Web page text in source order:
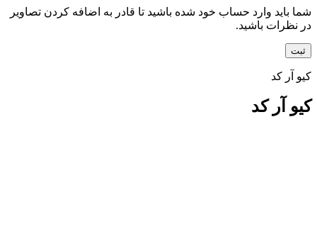
شما باید وارد حساب خود شده باشید تا قادر به اضافه کردن تصاویر
در نظرات باشید.
کیو آر کد
کیو آر کد